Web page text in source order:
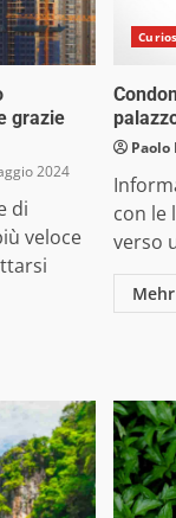
grazie
2024
di
veloce
Paolo
con le
verso